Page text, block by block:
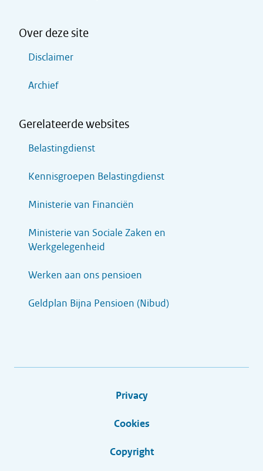
Over deze site
Disclaimer
Archief
Gerelateerde websites
Belastingdienst
Kennisgroepen Belastingdienst
Ministerie van Financiën
Ministerie van Sociale Zaken en
Werkgelegenheid
Werken aan ons pensioen
Geldplan Bijna Pensioen (Nibud)
Privacy
Cookies
Copyright